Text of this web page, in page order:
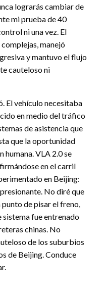
lograrás cambiar de
mi prueba de 40
ni una vez. El
manejó
y mantuvo el flujo
cauteloso ni
El vehículo necesitaba
en medio del tráfico
de asistencia que
que la oportunidad
humana. VLA 2.0 se
en el carril
en Beijing:
No diré que
de pisar el freno,
sistema fue entrenado
chinas. No
de los suburbios
de Beijing. Conduce